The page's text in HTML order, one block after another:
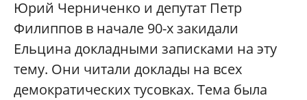
Юрий Черниченко и депутат Петр
Филиппов в начале 90-х закидали
Ельцина докладными записками на эту
тему. Они читали доклады на всех
демократических тусовках. Тема была